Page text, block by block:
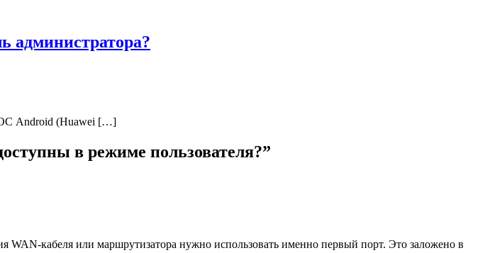
администратора?
ОС Android (Huawei […]
в режиме пользователя?”
кабеля или маршрутизатора нужно использовать именно первый порт. Это заложено в